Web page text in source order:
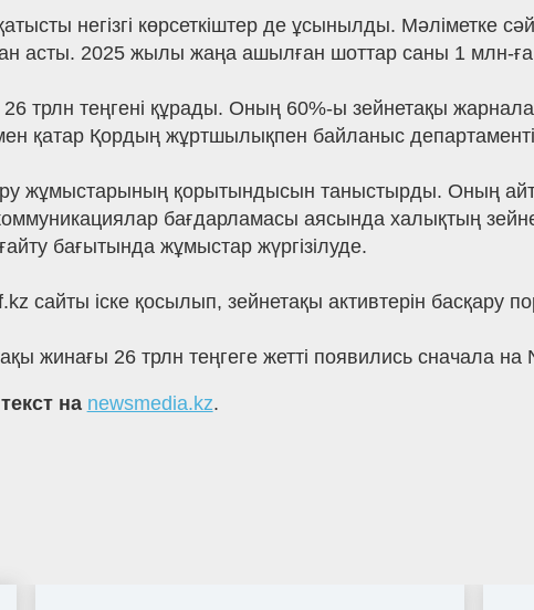
негізгі көрсеткіштер де ұсынылды. Мәліметке
асты. 2025 жылы жаңа ашылған шоттар саны 1 млн-ға
трлн теңгені құрады. Оның 60%-ы зейнетақы
қатар Қордың жұртшылықпен байланыс
жұмыстарының қорытындысын таныстырды. Оның
бағдарламасы аясында халықтың
бағытында жұмыстар жүргізілуде.
сайты іске қосылып, зейнетақы активтерін басқару
жинағы 26 трлн теңгеге жетті появились сначала на
на newsmedia.kz.